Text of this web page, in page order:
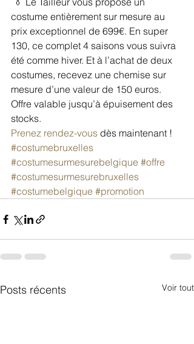
costume entièrement sur mesure au
prix exceptionnel de 699€. En super
130, ce complet 4 saisons vous suivra
été comme hiver. Et à l’achat de deux
costumes, recevez une chemise sur
mesure d’une valeur de 150 euros.
Offre valable jusqu’à épuisement des
stocks.
Prenez rendez-vous dès maintenant !
#costumebruxelles
#costumesurmesurebelgique #offre
#costumesurmesurebruxelles
#costumebelgique #promotion
Posts récents Voir tout